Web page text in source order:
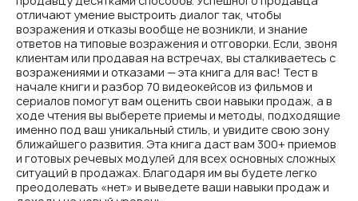
отличают умение выстроить диалог так, чтобы
возражения и отказы вообще не возникли, и знание
ответов на типовые возражения и отговорки. Если, звоня
клиентам или продавая на встречах, вы сталкиваетесь с
возражениями и отказами — эта книга для вас! Тест в
начале книги и разбор 70 видеокейсов из фильмов и
сериалов помогут вам оценить свои навыки продаж, а в
ходе чтения вы выберете приемы и методы, подходящие
именно под ваш уникальный стиль, и увидите свою зону
ближайшего развития. Эта книга даст вам 300+ приемов
и готовых речевых модулей для всех основных сложных
ситуаций в продажах. Благодаря им вы будете легко
преодолевать «нет» и выведете ваши навыки продаж и